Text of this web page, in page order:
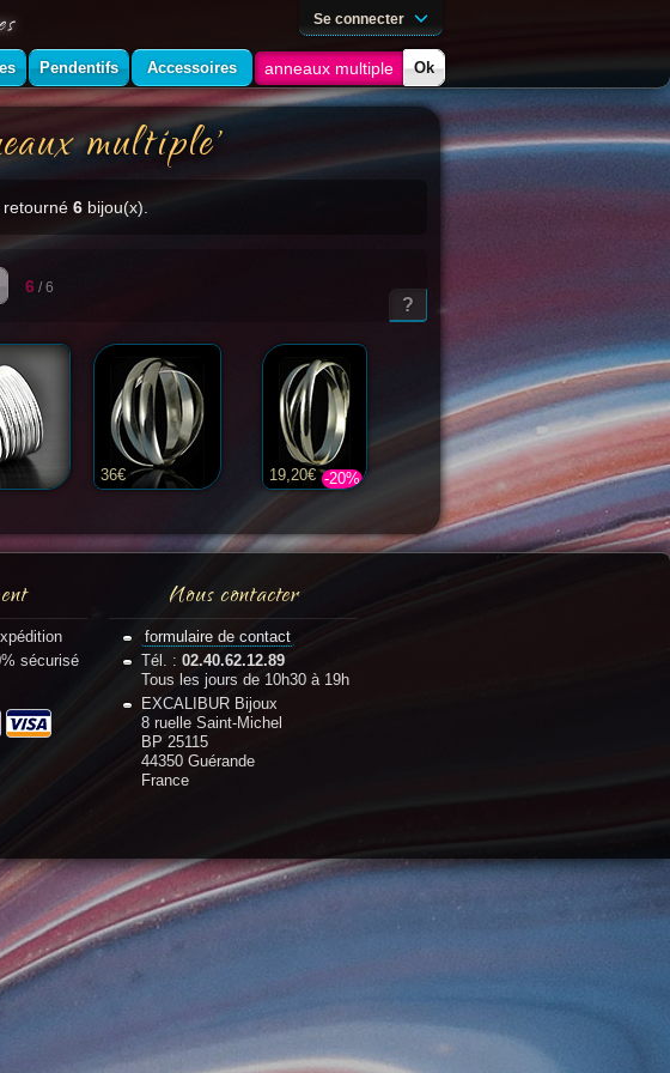
multiple'
retourné 6 bijou(x).
6/ 6
?
36€ 19,20€ -20%
sécurisé
Nous contacter
formulaire de contact
Tél. : 02.40.62.12.89
Tous les jours de 10h30 à 19h
EXCALIBUR Bijoux
8 ruelle Saint-Michel
BP 25115
44350 Guérande
France
Se connecter
Pendentifs Accessoires Ok